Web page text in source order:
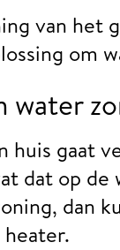
van het
om
water
huis gaat
dat op de
dan